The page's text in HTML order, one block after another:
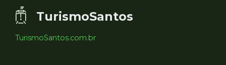
TurismoSantos
TurismoSantos.com.br